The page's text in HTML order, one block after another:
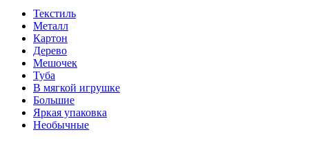
Текстиль
Металл
Картон
Дерево
Мешочек
Туба
В мягкой игрушке
Большие
Яркая упаковка
Необычные